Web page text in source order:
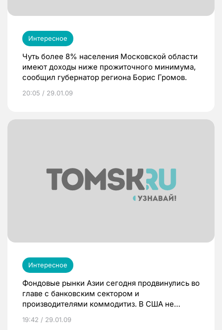
Интересное
Чуть более 8% населения Московской области
имеют доходы ниже прожиточного минимума,
сообщил губернатор региона Борис Громов.
20:05 / 29.01.09
Интересное
Фондовые рынки Азии сегодня продвинулись во
главе с банковским сектором и
производителями коммодитиз. В США не
ее на рекордно низком уровне, это означает,
19:42 / 29.01.09